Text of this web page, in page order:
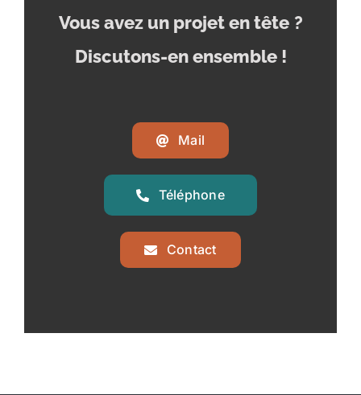
Vous avez un projet en tête ?
Discutons-en ensemble !
Mail
Téléphone
Contact